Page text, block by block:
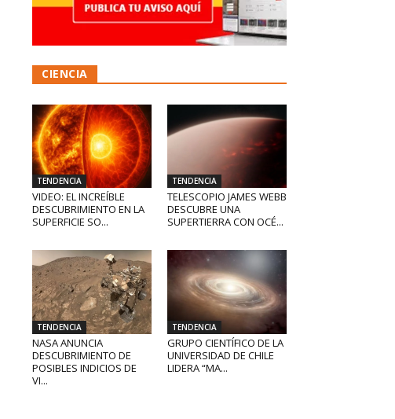
CIENCIA
TENDENCIA
VIDEO: EL INCREÍBLE
DESCUBRIMIENTO EN LA
SUPERFICIE SO...
TENDENCIA
TELESCOPIO JAMES WEBB
DESCUBRE UNA
SUPERTIERRA CON OCÉ...
TENDENCIA
NASA ANUNCIA
DESCUBRIMIENTO DE
POSIBLES INDICIOS DE
VI...
TENDENCIA
GRUPO CIENTÍFICO DE LA
UNIVERSIDAD DE CHILE
LIDERA “MA...